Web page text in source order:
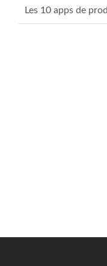
Les 10 apps de